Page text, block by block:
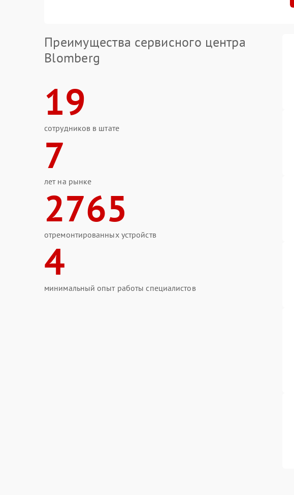
Преимущества сервисного центра
Blomberg
19
сотрудников в штате
7
лет на рынке
2765
отремонтированных устройств
4
минимальный опыт работы специалистов